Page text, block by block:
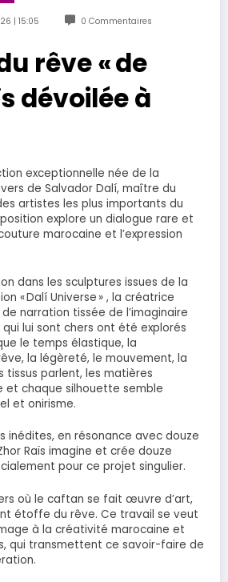
| 15:05 0 Commentaires
rêve « de
dévoilée à
exceptionnelle née de la
de Salvador Dalí, maître du
artistes les plus importants du
explore un dialogue rare et
marocaine et l’expression
dans les sculptures issues de la
« Dalí Universe » , la créatrice
narration tissée de l’imaginaire
lui sont chers ont été explorés
le temps élastique, la
la légèreté, le mouvement, la
tissus parlent, les matières
et chaque silhouette semble
et onirisme.
inédites, en résonance avec douze
Raïs imagine et crée douze
pour ce projet singulier.
où le caftan se fait œuvre d’art,
étoffe du rêve. Ce travail se veut
à la créativité marocaine et
qui transmettent ce savoir-faire de